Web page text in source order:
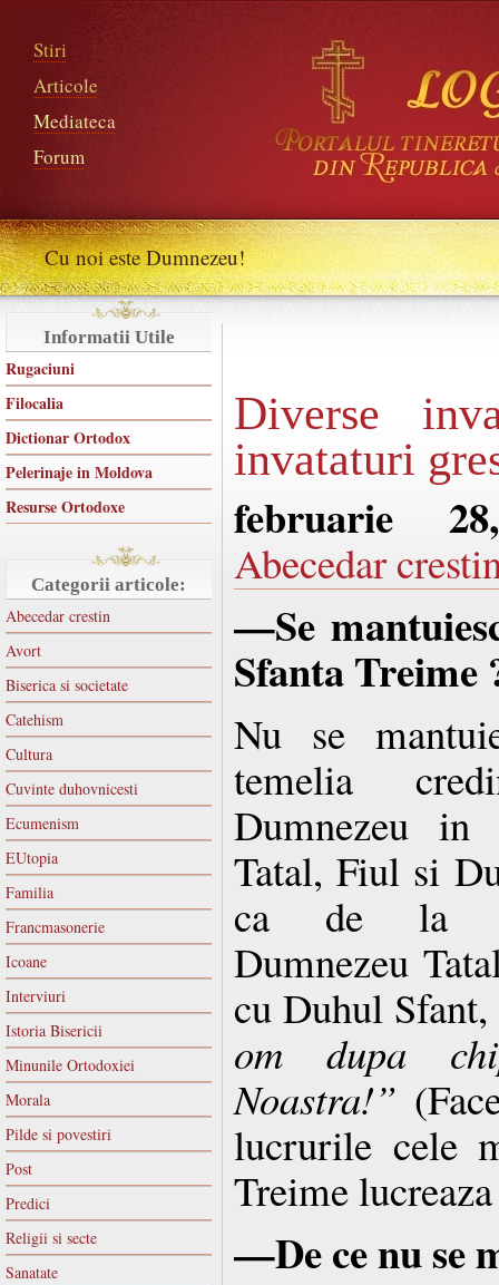
Stiri
Articole
Mediateca
Forum
Cu noi este Dumnezeu!
Informatii Utile
Rugaciuni
Filocalia
Dictionar Ortodox
Pelerinaje in Moldova
Resurse Ortodoxe
Categorii articole:
Abecedar crestin
Avort
Biserica si societate
Catehism
Cultura
Cuvinte duhovnicesti
Ecumenism
EUtopia
Familia
Francmasonerie
Icoane
Interviuri
Istoria Bisericii
Minunile Ortodoxiei
Morala
Pilde si povestiri
Post
Predici
Religii si secte
Sanatate
Diverse
invataturi
februarie
Abecedar
—Se
Sfanta Treime
Nu se
temelia
Dumnezeu in
Tatal, Fiul si
ca de la
Dumnezeu
cu Duhul
om dupa
Noastra!”
lucrurile cele
Treime
—De ce nu se